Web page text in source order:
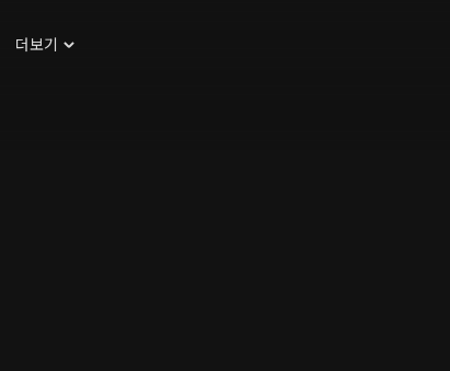
더보기